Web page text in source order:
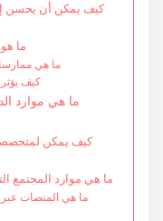
كيف يمكن أن يحسن
ما
ما هي
كيف
ما هي موارد
كيف يمكن
ما هي موارد المجتمع
ما هي المنصات عبر